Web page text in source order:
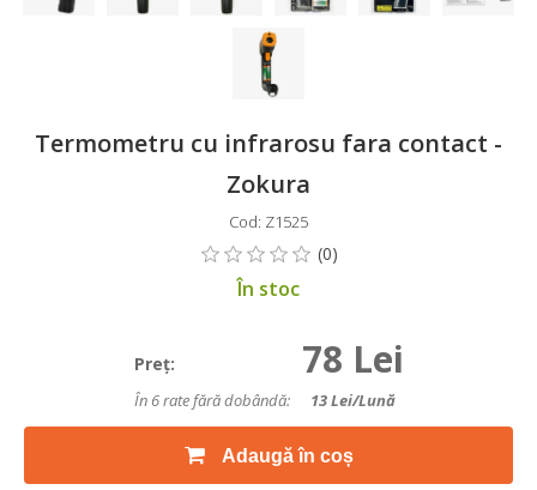
Termometru cu infrarosu fara contact -
Zokura
Cod: Z1525
În stoc
Preţ: 78 Lei
În 6 rate fără dobândă: 13Lei/lună
Adaugă în coș